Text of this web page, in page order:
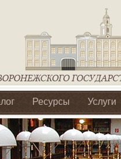
Ресурсы Услуги
Ассоциации